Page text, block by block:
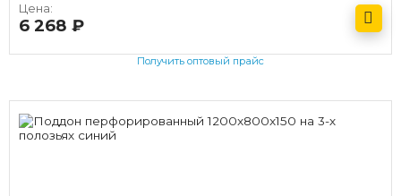
Цена:
6 268
Получить оптовый прайс